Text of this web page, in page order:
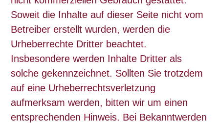
Soweit die Inhalte auf dieser Seite nicht vom
Betreiber erstellt wurden, werden die
Urheberrechte Dritter beachtet.
Insbesondere werden Inhalte Dritter als
solche gekennzeichnet. Sollten Sie trotzdem
auf eine Urheberrechtsverletzung
aufmerksam werden, bitten wir um einen
entsprechenden Hinweis. Bei Bekanntwerden